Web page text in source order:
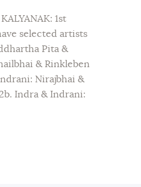
1st
selected artists
Pita &
& Rinkleben
Nirajbhai &
Indra & Indrani: